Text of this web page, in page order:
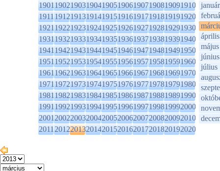
1901190219031904190519061907190819091910
1911191219131914191519161917191819191920
1921192219231924192519261927192819291930
1931193219331934193519361937193819391940
1941194219431944194519461947194819491950
1951195219531954195519561957195819591960
1961196219631964196519661967196819691970
1971197219731974197519761977197819791980
1981198219831984198519861987198819891990
1991199219931994199519961997199819992000
2001200220032004200520062007200820092010
2011201220132014201520162017201820192020
január
április
május
június
július